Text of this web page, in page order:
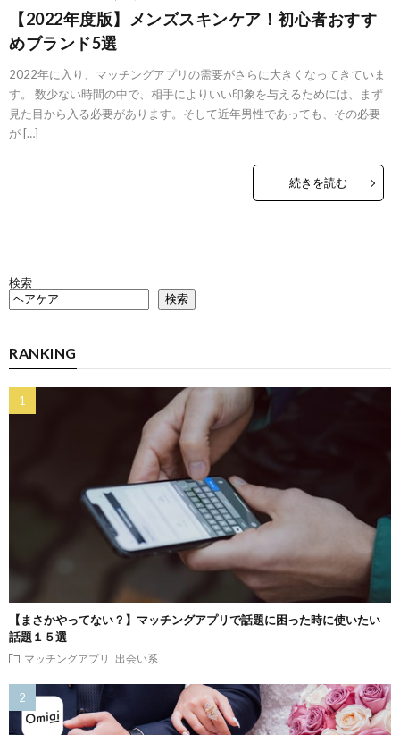
【2022年度版】メンズスキンケア！初心者おすす
めブランド5選
2022年に入り、マッチングアプリの需要がさらに大きくなってきていま
す。 数少ない時間の中で、相手によりいい印象を与えるためには、まず
見た目から入る必要があります。そして近年男性であっても、その必要
が […]
続きを読む
検索
検索
RANKING
【まさかやってない？】マッチングアプリで話題に困った時に使いたい
話題１５選
マッチングアプリ 出会い系